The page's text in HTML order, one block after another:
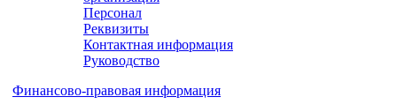
Персонал
Реквизиты
Контактная информация
Руководство
Финансово-правовая информация